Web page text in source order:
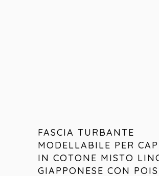
FASCIA TURBANTE
MODELLABILE PER
IN COTONE MISTO
GIAPPONESE CON